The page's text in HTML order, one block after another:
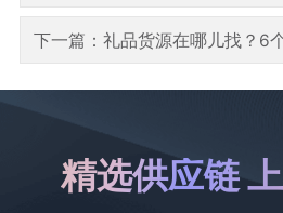
精选供应链